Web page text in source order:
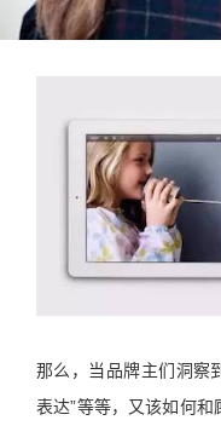
那么，当品牌主们洞察
表达”等等，又该如何